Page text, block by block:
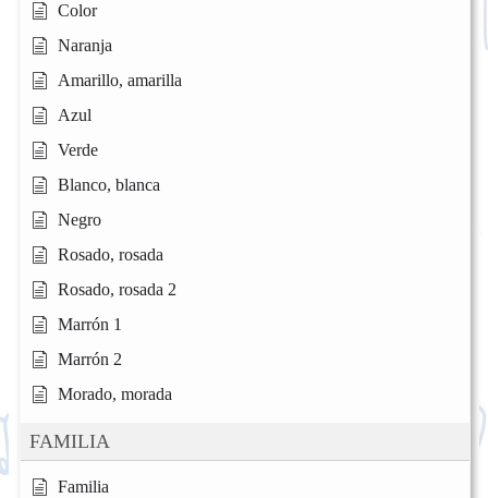
Color
Naranja
Amarillo, amarilla
Azul
Verde
Blanco, blanca
Negro
Rosado, rosada
Rosado, rosada 2
Marrón 1
Marrón 2
Morado, morada
FAMILIA
Familia